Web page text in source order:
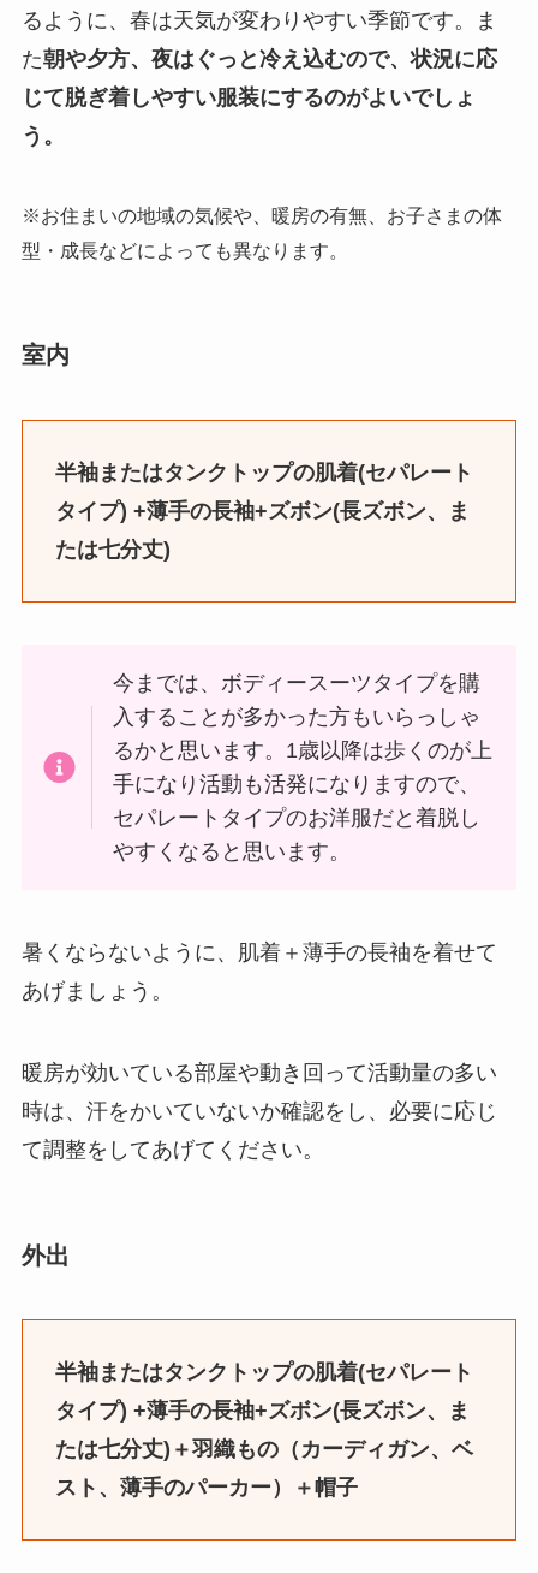
るように、春は天気が変わりやすい季節です。ま
た朝や夕方、夜はぐっと冷え込むので、状況に応
じて脱ぎ着しやすい服装にするのがよいでしょ
う。
※お住まいの地域の気候や、暖房の有無、お子さまの体
型・成長などによっても異なります。
室内
半袖またはタンクトップの肌着(セパレート
タイプ) +薄手の長袖+ズボン(長ズボン、ま
たは七分丈)
今までは、ボディースーツタイプを購
入することが多かった方もいらっしゃ
るかと思います。1歳以降は歩くのが上
手になり活動も活発になりますので、
セパレートタイプのお洋服だと着脱し
やすくなると思います。
暑くならないように、肌着＋薄手の長袖を着せて
あげましょう。
暖房が効いている部屋や動き回って活動量の多い
時は、汗をかいていないか確認をし、必要に応じ
て調整をしてあげてください。
外出
半袖またはタンクトップの肌着(セパレート
タイプ) +薄手の長袖+ズボン(長ズボン、ま
たは七分丈)＋羽織もの（カーディガン、ベ
スト、薄手のパーカー）＋帽子